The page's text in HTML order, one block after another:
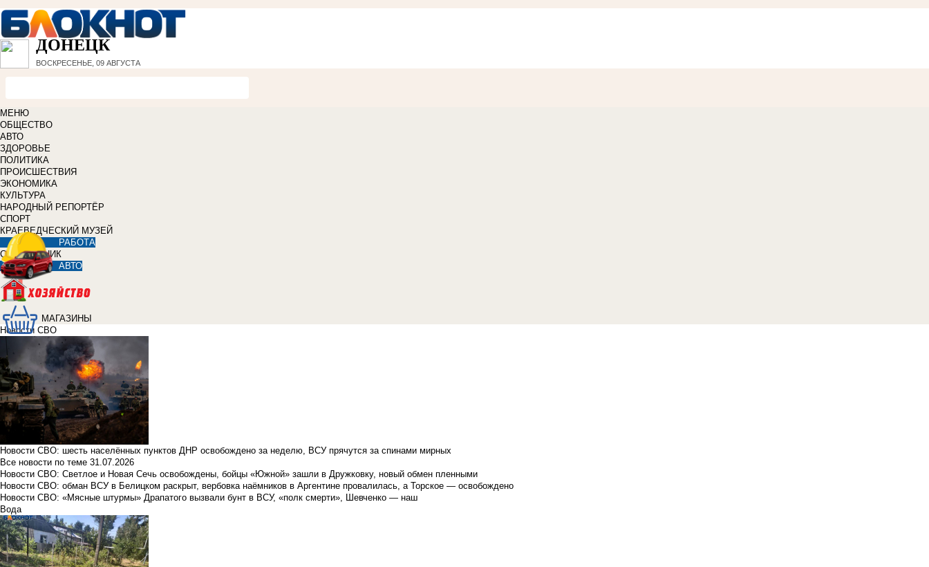
ДОНЕЦК
ВОСКРЕСЕНЬЕ, 09 АВГУСТА
МЕНЮ
ОБЩЕСТВО
АВТО
ЗДОРОВЬЕ
ПОЛИТИКА
ПРОИСШЕСТВИЯ
ЭКОНОМИКА
КУЛЬТУРА
НАРОДНЫЙ РЕПОРТЁР
СПОРТ
КРАЕВЕДЧЕСКИЙ МУЗЕЙ
РАБОТА
СПРАВОЧНИК
АВТО
МАГАЗИНЫ
Новости СВО
Новости СВО: шесть населённых пунктов ДНР освобождено за неделю, ВСУ прячутся за спинами мирных
Все новости по теме 31.07.2026
Новости СВО: Светлое и Новая Сечь освобождены, бойцы «Южной» зашли в Дружковку, новый обмен пленными
Новости СВО: обман ВСУ в Белицком раскрыт, вербовка наёмников в Аргентине провалилась, а Торское — освобождено
Новости СВО: «Мясные штурмы» Драпатого вызвали бунт в ВСУ, «полк смерти», Шевченко — наш
Вода